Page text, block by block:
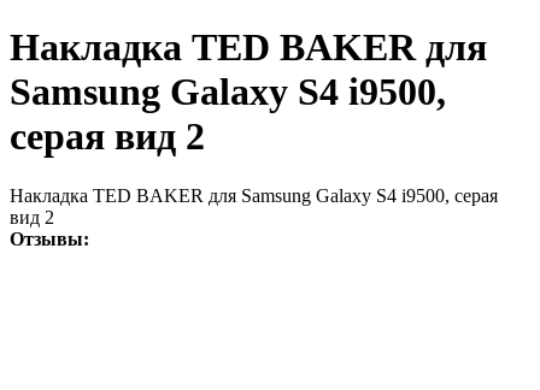
Накладка TED BAKER для
Samsung Galaxy S4 i9500,
серая вид 2
Накладка TED BAKER для Samsung Galaxy S4 i9500, серая
вид 2
Отзывы: